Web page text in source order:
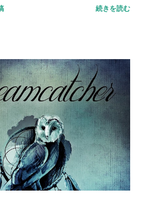
ことがあります。 これらは一例にすぎ
気の予兆とされます。また、昔から日
として扱われ、幸福のシンボルとされ
話に登場する冥界の神・ハーデスは、
のに変えた存在として知られていま
活し、人々を襲う存在として描かれま
ブ海地域の文化に根付いたものとされ
ンビ化」という現象が信じられ、死者
されるといった話が伝えられています。
ビは1950年代に製作された「ナイト・オ
ド」以降、恐怖のシンボルとして広く知
た。ゾンビ映画は、死者の蘇りや不死
死者が持つ不気味なイメージを扱った
ます。 しかし、一方でゾンビは、現代
続きを読む